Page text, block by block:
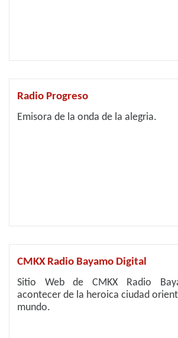
Radio Progreso
Emisora de la onda de la alegria.
CMKX Radio Bayamo Digital
Sitio Web de CMKX Radio
acontecer de la heroica ciudad
mundo.